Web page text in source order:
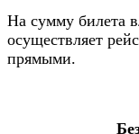
На сумму билета
осуществляет
прямыми.